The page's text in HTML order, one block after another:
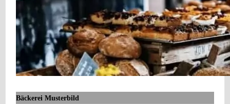
Bäckerei Musterbild